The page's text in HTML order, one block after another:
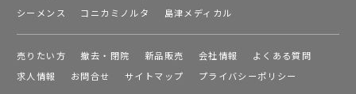
シーメンス
コニカミノルタ 島津メディカル
売りたい方 撤去・閉院 新品販売 会社情報
よくある質問
求人情報
お問合せ サイトマップ プライバシーポリシー